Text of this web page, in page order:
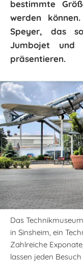
bestimmte
werden
Speyer, das
Jumbojet und
präsentieren.
Das
in Sinsheim, ein
Zahlreiche
lassen jeden